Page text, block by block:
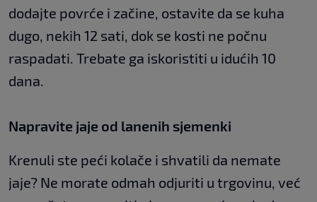
dodajte povrće i začine, ostavite da se kuha
dugo, nekih 12 sati, dok se kosti ne počnu
raspadati. Trebate ga iskoristiti u idućih 10
dana.
Napravite jaje od lanenih sjemenki
Krenuli ste peći kolače i shvatili da nemate
jaje? Ne morate odmah odjuriti u trgovinu, već